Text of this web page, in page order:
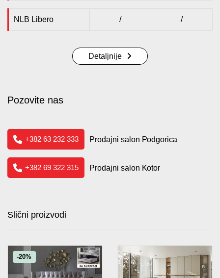
NLB Libero / /
Detaljnije
Pozovite nas
+382 63 232 333 Prodajni salon Podgorica
+382 69 322 315 Prodajni salon Kotor
Slični proizvodi
-20%